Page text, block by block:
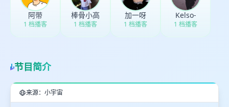
阿带
1 档播客
棒骨小高
1 档播客
加一呀
1 档播客
Kelso-
1 档播客
节目简介
来源：小宇宙